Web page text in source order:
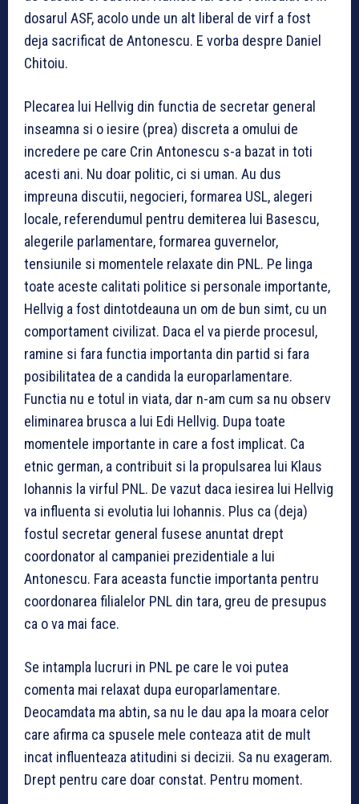
dosarul ASF, acolo unde un alt liberal de virf a fost
deja sacrificat de Antonescu. E vorba despre Daniel
Chitoiu.
Plecarea lui Hellvig din functia de secretar general
inseamna si o iesire (prea) discreta a omului de
incredere pe care Crin Antonescu s-a bazat in toti
acesti ani. Nu doar politic, ci si uman. Au dus
impreuna discutii, negocieri, formarea USL, alegeri
locale, referendumul pentru demiterea lui Basescu,
alegerile parlamentare, formarea guvernelor,
tensiunile si momentele relaxate din PNL. Pe linga
toate aceste calitati politice si personale importante,
Hellvig a fost dintotdeauna un om de bun simt, cu un
comportament civilizat. Daca el va pierde procesul,
ramine si fara functia importanta din partid si fara
posibilitatea de a candida la europarlamentare.
Functia nu e totul in viata, dar n-am cum sa nu observ
eliminarea brusca a lui Edi Hellvig. Dupa toate
momentele importante in care a fost implicat. Ca
etnic german, a contribuit si la propulsarea lui Klaus
Iohannis la virful PNL. De vazut daca iesirea lui Hellvig
va influenta si evolutia lui Iohannis. Plus ca (deja)
fostul secretar general fusese anuntat drept
coordonator al campaniei prezidentiale a lui
Antonescu. Fara aceasta functie importanta pentru
coordonarea filialelor PNL din tara, greu de presupus
ca o va mai face.
Se intampla lucruri in PNL pe care le voi putea
comenta mai relaxat dupa europarlamentare.
Deocamdata ma abtin, sa nu le dau apa la moara celor
care afirma ca spusele mele conteaza atit de mult
incat influenteaza atitudini si decizii. Sa nu exageram.
Drept pentru care doar constat. Pentru moment.